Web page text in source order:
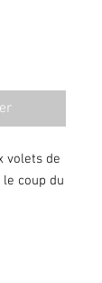
volets de
coup du